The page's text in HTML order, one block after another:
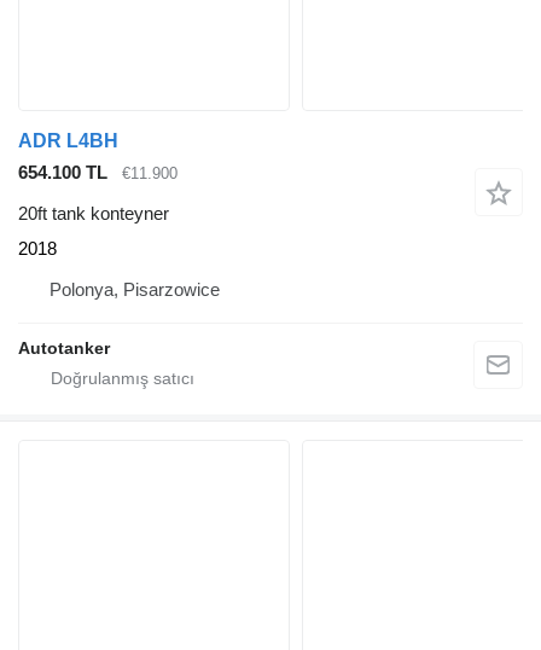
ADR L4BH
654.100 TL
€11.900
20ft tank konteyner
2018
Polonya, Pisarzowice
Autotanker